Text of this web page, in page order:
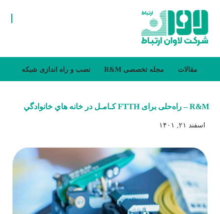
مقالات مجله تخصصی R&M نصب و راه اندازی شبکه
R&M – راه‌حلی برای FTTH کـامـل در خانه هاي خانوادگي
اسفند ۲۱, ۱۴۰۱